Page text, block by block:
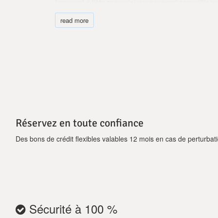
époustouflantes. Son jardin aménagé de 400
famille ou vos amis peuvent profiter du séjour
read more
Réservez en toute confiance
Des bons de crédit flexibles valables 12 mois en cas de
Sécurité à 100 %